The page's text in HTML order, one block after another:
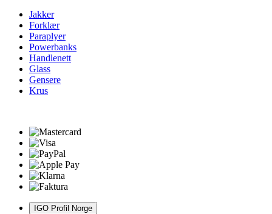
Jakker
Forklær
Paraplyer
Powerbanks
Handlenett
Glass
Gensere
Krus
IGO Profil Norge